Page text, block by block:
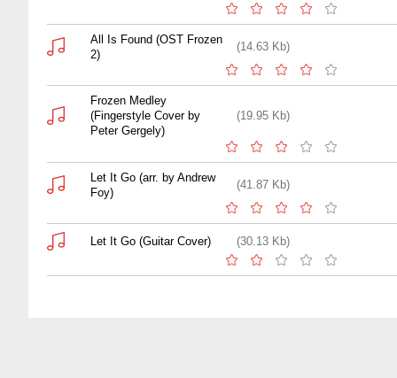
All Is Found (OST Frozen
2)
(14.63 Kb)
Frozen Medley
(Fingerstyle Cover by
Peter Gergely)
(19.95 Kb)
Let It Go (arr. by Andrew
Foy)
(41.87 Kb)
Let It Go (Guitar Cover) (30.13 Kb)